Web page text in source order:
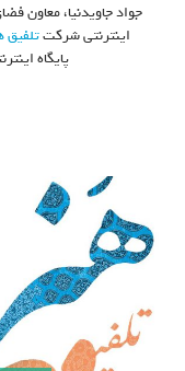
جواد جاویدنیا، معاون
اینترنتی شرکتتلفیق
پایگاه